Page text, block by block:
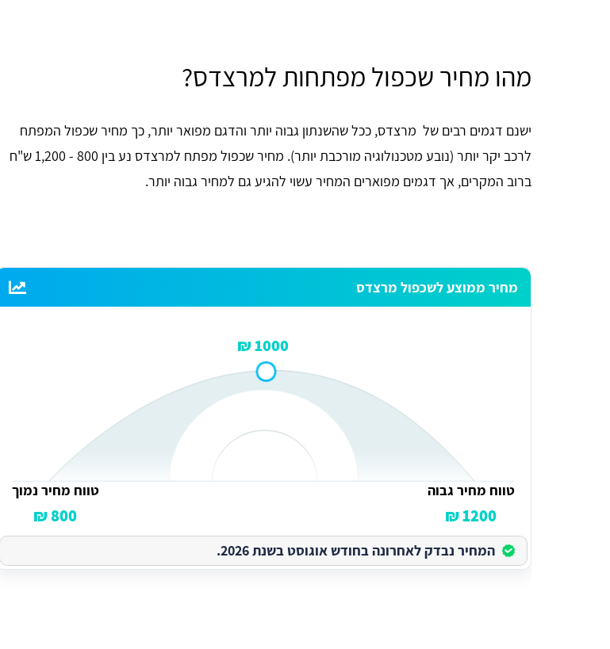
מהו מחיר שכפול מפתחות למרצדס?
ישנם דגמים רבים של מרצדס, ככל שהשנתון גבוה יותר והדגם מפואר יותר, כך מחיר שכפול המפתח
לרכב יקר יותר (נובע מטכנולוגיה מורכבת יותר). מחיר שכפול מפתח למרצדס נע בין 800 - 1,200 ש"ח
ברוב המקרים, אך דגמים מפוארים המחיר עשוי להגיע גם למחיר גבוה יותר.
מחיר ממוצע לשכפול מרצדס
1000 ₪
טווח מחיר גבוה
1200 ₪
טווח מחיר נמוך
800 ₪
המחיר נבדק לאחרונה בחודש אוגוסט בשנת 2026.
Levi Shaul זכי ודובץ
אתר מדהים ומועיל תודה.